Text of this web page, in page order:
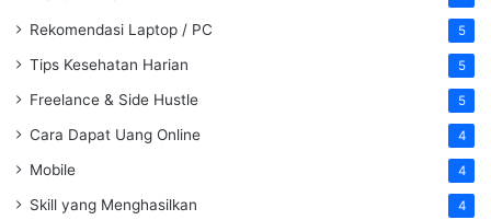
Rekomendasi Laptop / PC 5
Tips Kesehatan Harian 5
Freelance & Side Hustle 5
Cara Dapat Uang Online 4
Mobile 4
Skill yang Menghasilkan 4